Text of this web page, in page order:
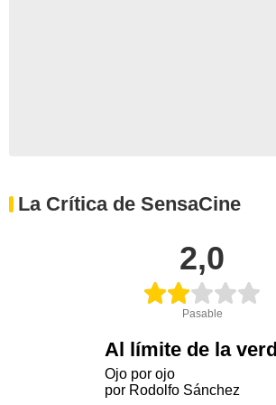
La Crítica de SensaCine
2,0
Pasable
Al límite de la
Ojo por ojo
por Rodolfo Sánchez